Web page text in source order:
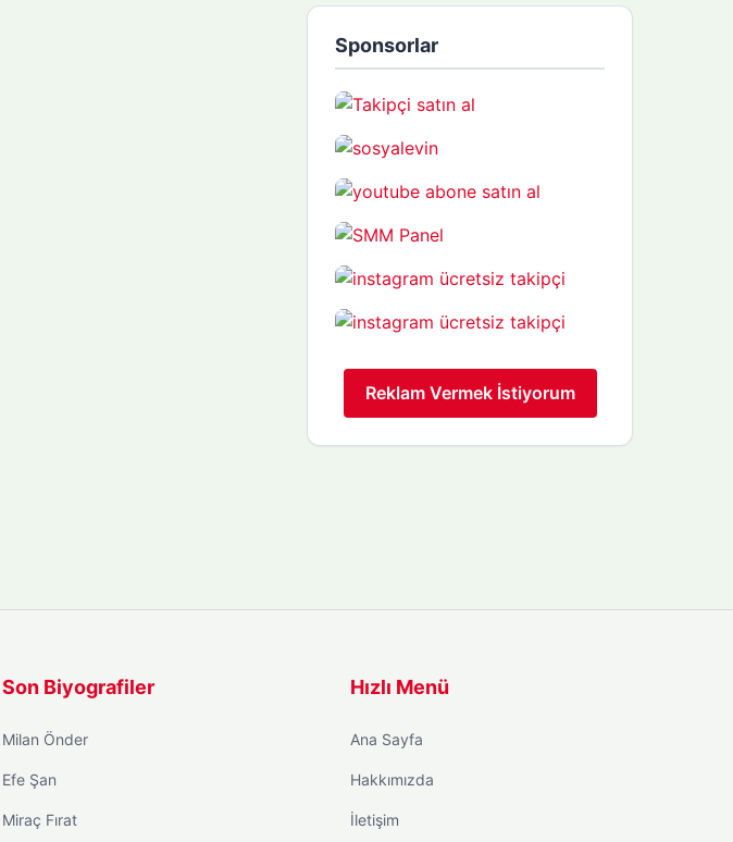
Sponsorlar
Reklam Vermek İstiyorum
Son Biyografiler
Milan Önder
Efe Şan
Miraç Fırat
Hızlı Menü
Ana Sayfa
Hakkımızda
İletişim